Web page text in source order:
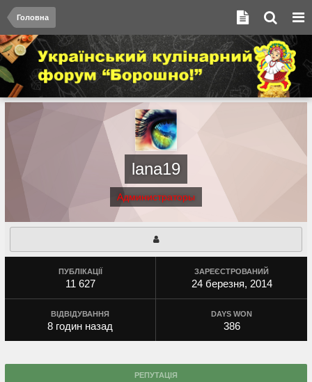
Головна
lana19
Администраторы
ПУБЛІКАЦІЇ
11 627
ЗАРЕЄСТРОВАНИЙ
24 березня, 2014
ВІДВІДУВАННЯ
8 годин назад
DAYS WON
386
РЕПУТАЦІЯ